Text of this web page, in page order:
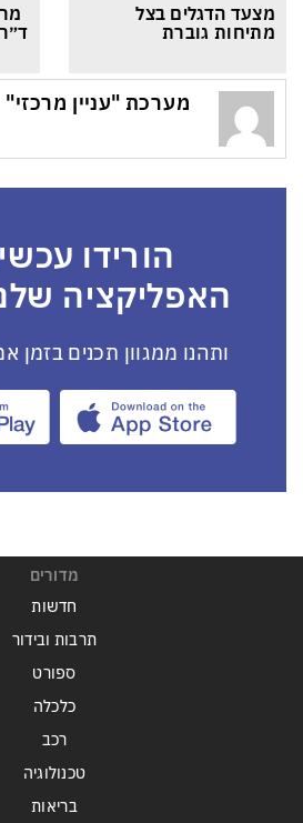
מצעד הדגלים בצל
מתיחות גוברת
מערכת "עניין מרכזי"
הורידו
האפליקציה
ותהנו ממגוון תכנים בזמן
מדורים
חדשות
תרבות ובידור
ספורט
כלכלה
רכב
טכנולוגיה
בריאות